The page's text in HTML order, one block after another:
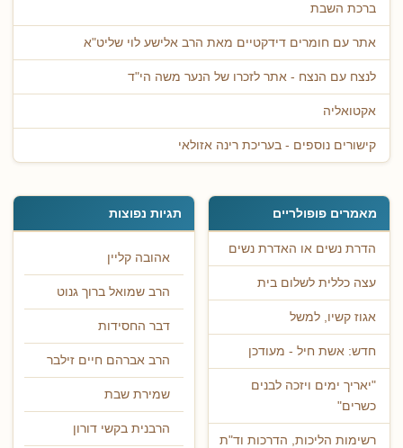
ברכת השבת
אתר עם חומרים דידקטיים מאת הרב אלישע לוי שליט"א
לנצח עם הנצח - אתר לזכרו של הנער משה הי"ד
אקטואליה
קישורים נוספים - בעריכת רינה אזולאי
מאמרים פופולריים
הדרת נשים או האדרת נשים
עצה כללית לשלום בית
אגוז קשיו, למשל
חדש: אשת חיל - מעודכן
"יאריך ימים ויזכה לבנים
כשרים"
רשימות הליכות, הדרכות וד"ת
תגיות נפוצות
אהובה קליין
הרב שמואל ברוך גנוט
דבר החסידות
הרב אברהם חיים זילבר
שמירת שבת
הרבנית בקשי דורון